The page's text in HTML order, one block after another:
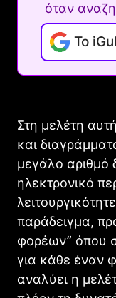
όταν
Το
Στη μελέτη
και
μεγάλο αριθμό
ηλεκτρονικό
παράδειγμα,
φορέων” όπου
για κάθε έναν
αναλύει η